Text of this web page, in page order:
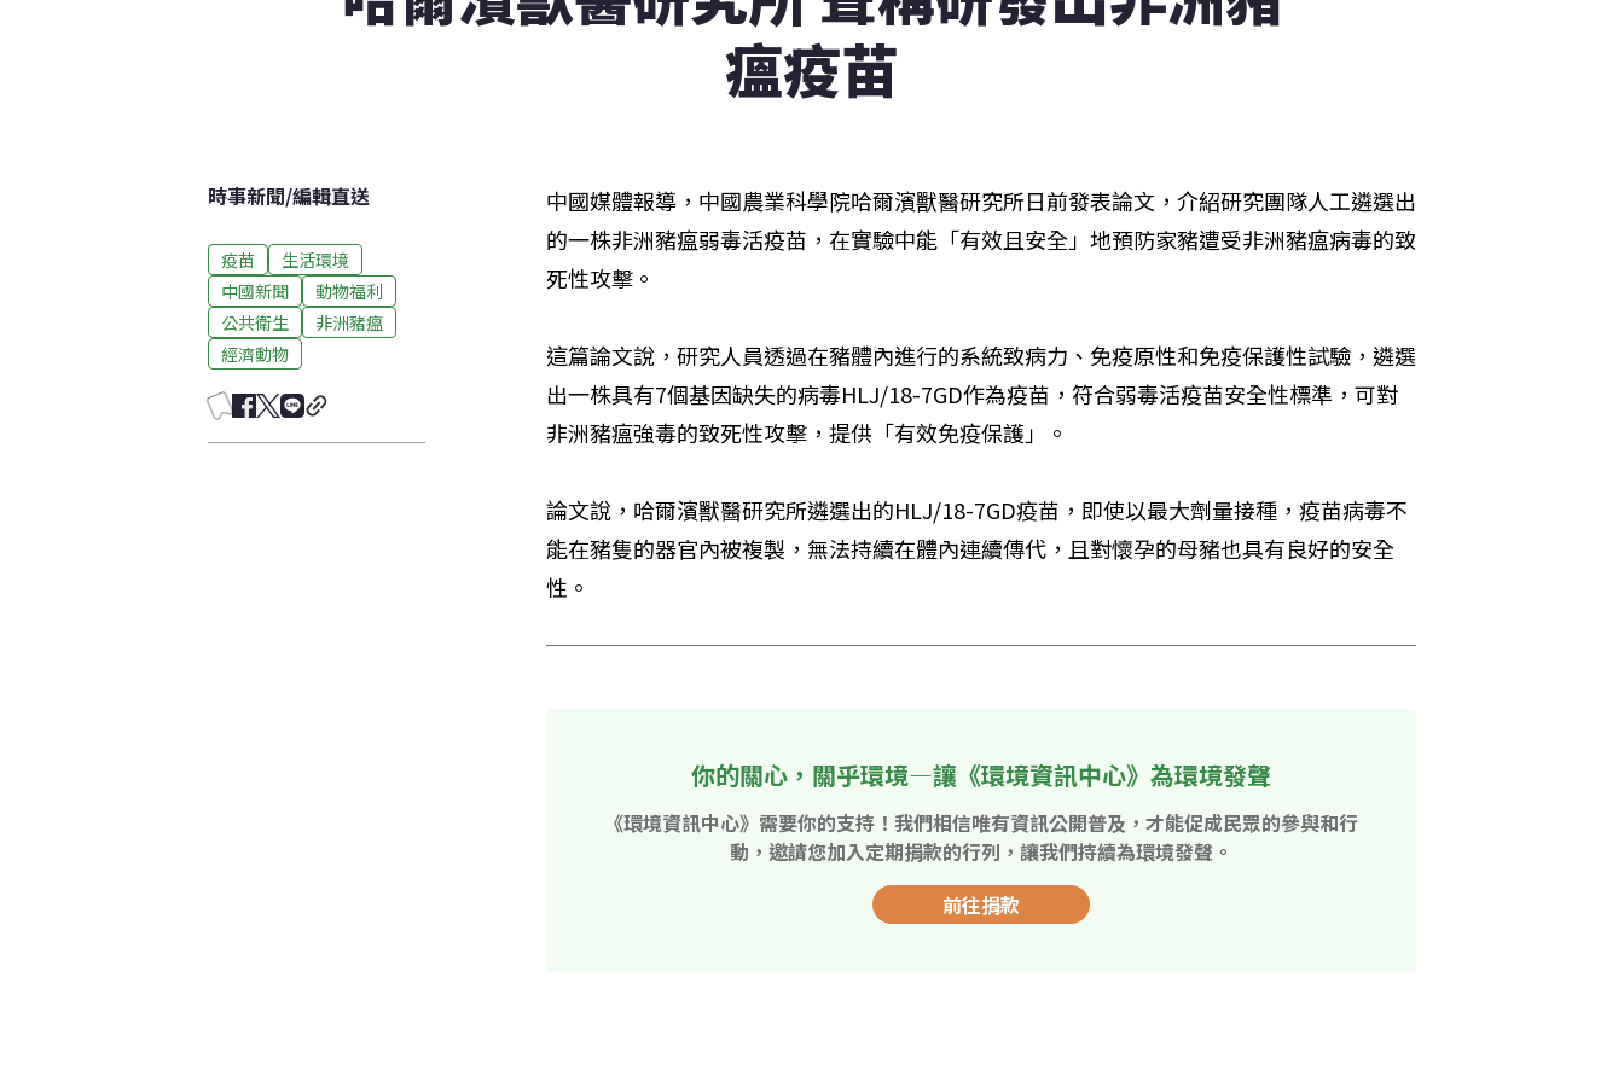
瘟疫苗
時事新聞/編輯直送
疫苗
生活環境
中國新聞
動物福利
公共衛生
非洲豬瘟
經濟動物
中國媒體報導，中國農業科學院哈爾濱獸醫研究所日前發表論文，介紹研究團隊人工遴選出
的一株非洲豬瘟弱毒活疫苗，在實驗中能「有效且安全」地預防家豬遭受非洲豬瘟病毒的致
死性攻擊。
這篇論文說，研究人員透過在豬體內進行的系統致病力、免疫原性和免疫保護性試驗，遴選
出一株具有7個基因缺失的病毒HLJ/18-7GD作為疫苗，符合弱毒活疫苗安全性標準，可對
非洲豬瘟強毒的致死性攻擊，提供「有效免疫保護」。
論文說，哈爾濱獸醫研究所遴選出的HLJ/18-7GD疫苗，即使以最大劑量接種，疫苗病毒不
能在豬隻的器官內被複製，無法持續在體內連續傳代，且對懷孕的母豬也具有良好的安全
性。
你的關心，關乎環境—讓《環境資訊中心》為環境發聲
《環境資訊中心》需要你的支持！我們相信唯有資訊公開普及，才能促成民眾的參與和行
動，邀請您加入定期捐款的行列，讓我們持續為環境發聲。
前往捐款